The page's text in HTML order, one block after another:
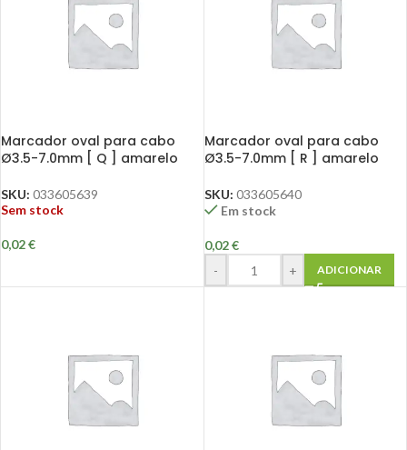
Marcador oval para cabo
Ø3.5-7.0mm [ Q ] amarelo
SKU: 033605639
Sem stock
0,02€
Marcador oval para cabo
Ø3.5-7.0mm [ R ] amarelo
SKU: 033605640
Em stock
0,02€
-
+ ADICIONAR